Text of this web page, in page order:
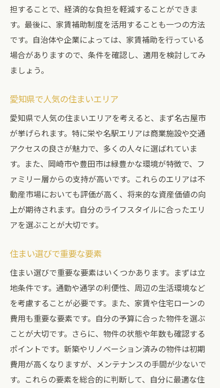
担することで、経済的な負担を軽減することができま
す。最後に、家賃補助制度を活用することも一つの方法
です。自治体や企業によっては、家賃補助を行っている
場合がありますので、条件を確認し、適用を検討してみ
ましょう。
愛知県で人気の住まいエリア
愛知県で人気の住まいエリアを考えると、まず名古屋市
が挙げられます。特に栄や名駅エリアは商業施設や交通
アクセスの良さが魅力で、多くの人々に選ばれていま
す。また、岡崎市や豊田市は緑豊かな環境が特徴で、フ
ァミリー層からの支持が高いです。これらのエリアは不
動産市場においても評価が高く、将来的な資産価値の向
上が期待されます。自分のライフスタイルに合ったエリ
アを選ぶことが大切です。
住まい選びで重要な要素
住まい選びで重要な要素はいくつかあります。まずは立
地条件です。通勤や通学の利便性、周辺の生活環境など
を考慮することが必要です。また、家賃や住宅ローンの
費用も重要な要素です。自分の予算に合った物件を選ぶ
ことが大切です。さらに、物件の状態や年数も確認する
ポイントです。新築やリノベーション済みの物件は初期
費用が高くなりますが、メンテナンスの手間が少ないで
す。これらの要素を総合的に判断して、自分に最適な住